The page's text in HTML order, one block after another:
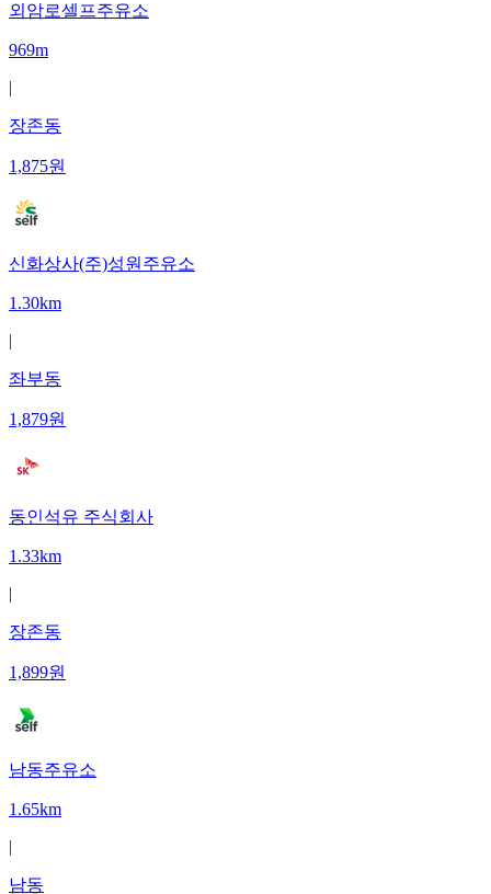
외암로셀프주유소
969m
|
장존동
1,875원
신화상사(주)성원주유소
1.30km
|
좌부동
1,879원
동인석유 주식회사
1.33km
|
장존동
1,899원
남동주유소
1.65km
|
남동